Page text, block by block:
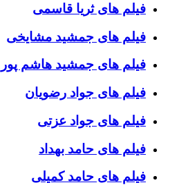
فیلم های ثریا قاسمی
فیلم های جمشید مشایخی
فیلم های جمشید هاشم پور
فیلم های جواد رضویان
فیلم های جواد عزتی
فیلم های حامد بهداد
فیلم های حامد کمیلی